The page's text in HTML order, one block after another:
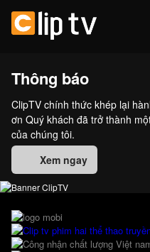
Thông báo
ClipTV chính thức khép lại
ơn Quý khách đã trở thành
của chúng tôi.
Xem ngay